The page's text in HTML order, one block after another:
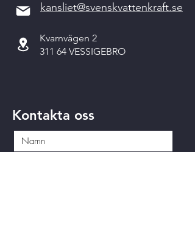
kansliet@svenskvattenkraft.se
Kvarnvägen 2
311 64 VESSIGEBRO
Kontakta oss